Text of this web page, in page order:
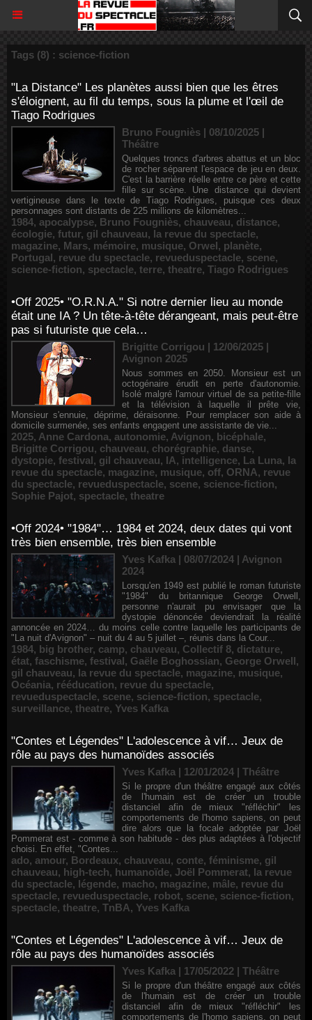
Tags (8) : science-fiction
"La Distance" Les planètes aussi bien que les êtres
s'éloignent, au fil du temps, sous la plume et l'œil de
Tiago Rodrigues
Bruno Fougniès | 08/10/2025 |
Théâtre
Quelques troncs d'arbres abattus et un bloc
de rocher séparent l'espace de jeu en deux.
C'est la barrière réelle entre ce père et cette
fille sur scène. Une distance qui devient
vertigineuse dans le texte de Tiago Rodrigues, puisque ces deux
personnages sont distants de 225 millions de kilomètres...
1984, apocalypse, Bruno Fougniès, chauveau, distance,
écologie, futur, gil chauveau, la revue du spectacle,
magazine, Mars, mémoire, musique, Orwel, planète,
Portugal, revue du spectacle, revueduspectacle, scene,
science-fiction, spectacle, terre, theatre, Tiago Rodrigues
•Off 2025• "O.R.N.A." Si notre dernier lieu au monde
était une IA ? Un tête-à-tête dérangeant, mais peut-être
pas si futuriste que cela…
Brigitte Corrigou | 12/06/2025 |
Avignon 2025
Nous sommes en 2050. Monsieur est un
octogénaire érudit en perte d'autonomie.
Isolé malgré l'amour virtuel de sa petite-fille
et la télévision à laquelle il prête vie,
Monsieur s'ennuie, déprime, déraisonne. Pour remplacer son aide à
domicile surmenée, ses enfants engagent une assistante de vie...
2025, Anne Cardona, autonomie, Avignon, bicéphale,
Brigitte Corrigou, chauveau, chorégraphie, danse,
dystopie, festival, gil chauveau, IA, intelligence, La Luna, la
revue du spectacle, magazine, musique, off, ORNA, revue
du spectacle, revueduspectacle, scene, science-fiction,
Sophie Pajot, spectacle, theatre
•Off 2024• "1984"… 1984 et 2024, deux dates qui vont
très bien ensemble, très bien ensemble
Yves Kafka | 08/07/2024 | Avignon
2024
Lorsqu'en 1949 est publié le roman futuriste
"1984" du britannique George Orwell,
personne n'aurait pu envisager que la
dystopie dénoncée deviendrait la réalité
annoncée en 2024… du moins celle contre laquelle les participants de
"La nuit d'Avignon" – nuit du 4 au 5 juillet –, réunis dans la Cour...
1984, big brother, camp, chauveau, Collectif 8, dictature,
état, faschisme, festival, Gaële Boghossian, George Orwell,
gil chauveau, la revue du spectacle, magazine, musique,
Océania, rééducation, revue du spectacle,
revueduspectacle, scene, science-fiction, spectacle,
surveillance, theatre, Yves Kafka
"Contes et Légendes" L'adolescence à vif… Jeux de
rôle au pays des humanoïdes associés
Yves Kafka | 12/01/2024 | Théâtre
Si le propre d'un théâtre engagé aux côtés
de l'humain est de créer un trouble
distanciel afin de mieux "réfléchir" les
comportements de l'homo sapiens, on peut
dire alors que la focale adoptée par Joël
Pommerat est - comme à son habitude - des plus adaptées à l'objectif
choisi. En effet, "Contes...
ado, amour, Bordeaux, chauveau, conte, féminisme, gil
chauveau, high-tech, humanoïde, Joël Pommerat, la revue
du spectacle, légende, macho, magazine, mâle, revue du
spectacle, revueduspectacle, robot, scene, science-fiction,
spectacle, theatre, TnBA, Yves Kafka
"Contes et Légendes" L'adolescence à vif… Jeux de
rôle au pays des humanoïdes associés
Yves Kafka | 17/05/2022 | Théâtre
Si le propre d'un théâtre engagé aux côtés
de l'humain est de créer un trouble
distanciel afin de mieux "réfléchir" les
comportements de l'homo sapiens, on peut